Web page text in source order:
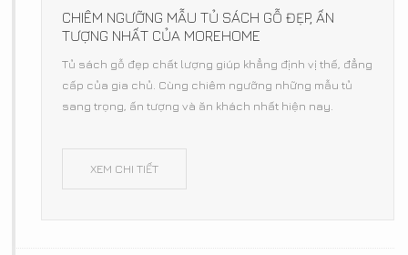
CHIÊM NGƯỠNG MẪU TỦ SÁCH GỖ ĐẸP, ẤN
TƯỢNG NHẤT CỦA MOREHOME
Tủ sách gỗ đẹp chất lượng giúp khẳng định vị thế, đẳng
cấp của gia chủ. Cùng chiêm ngưỡng những mẫu tủ
sang trọng, ấn tượng và ăn khách nhất hiện nay.
XEM CHI TIẾT